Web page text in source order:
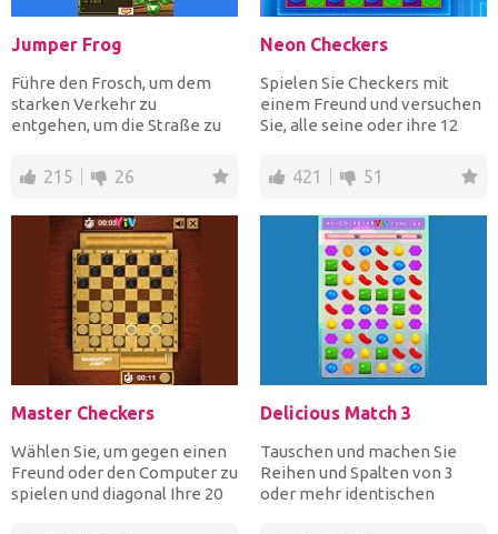
Jumper Frog
Führe den Frosch, um dem
starken Verkehr zu
entgehen, um die Straße zu
Fluss...215 26
Neon Checkers
Spielen Sie Checkers mit
einem Freund und versuchen
Sie, alle seine oder ihre 12
421 51
Master Checkers
Wählen Sie, um gegen einen
Freund oder den Computer zu
spielen und diagonal Ihre 20
Delicious Match 3
Tauschen und machen Sie
Reihen und Spalten von 3
oder mehr identischen